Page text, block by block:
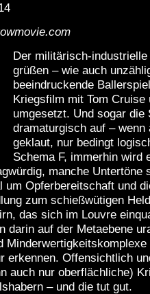
Der militärisch-
grüßen – wie auch
beeindruckende
Kriegsfilm mit Tom Cruise
umgesetzt. Und sogar die
dramaturgisch auf – wenn
geklaut, nur bedingt
Schema F, immerhin wird
manche Untertöne
um Opferbereitschaft und
zum schießwütigen
das sich im Louvre
darin auf der Metaebene
Minderwertigkeitskomplexe
erkennen. Offensichtlich
auch nur oberflächliche)
– und die tut gut.